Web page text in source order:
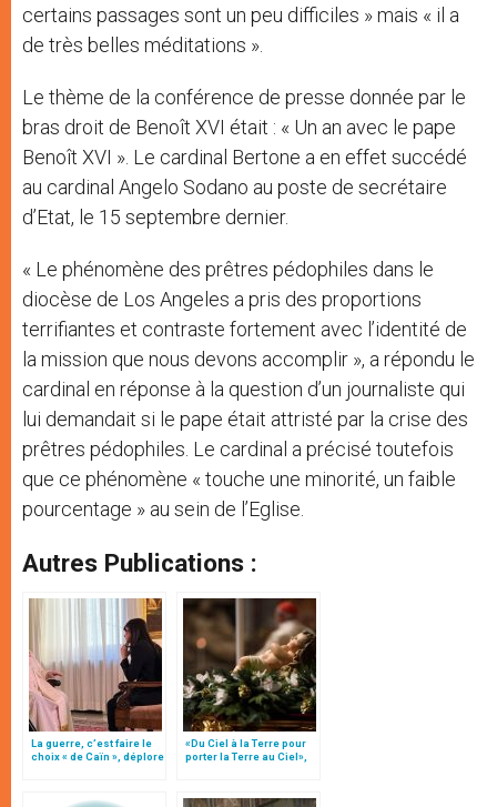
certains passages sont un peu difficiles » mais « il a
de très belles méditations ».
Le thème de la conférence de presse donnée par le
bras droit de Benoît XVI était : « Un an avec le pape
Benoît XVI ». Le cardinal Bertone a en effet succédé
au cardinal Angelo Sodano au poste de secrétaire
d’Etat, le 15 septembre dernier.
« Le phénomène des prêtres pédophiles dans le
diocèse de Los Angeles a pris des proportions
terrifiantes et contraste fortement avec l’identité de
la mission que nous devons accomplir », a répondu le
cardinal en réponse à la question d’un journaliste qui
lui demandait si le pape était attristé par la crise des
prêtres pédophiles. Le cardinal a précisé toutefois
que ce phénomène « touche une minorité, un faible
pourcentage » au sein de l’Eglise.
Autres Publications :
La guerre, c’est faire le
choix « de Caïn », déplore
«Du Ciel à la Terre pour
porter la Terre au Ciel»,